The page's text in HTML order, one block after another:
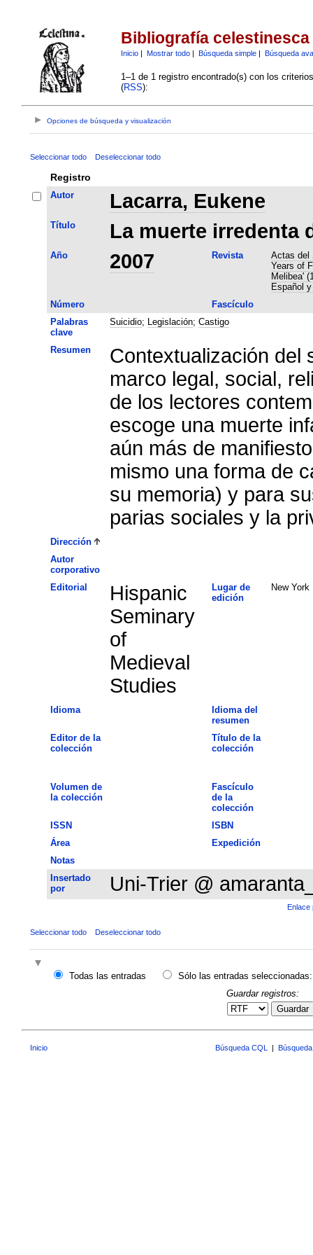
Bibliografía celestinesca
Inicio| Mostrar todo| Búsqueda simple| Búsqueda
1–1 de 1 registro encontrado(s) con los
(RSS):
Opciones de búsqueda y visualización
Seleccionar todo Deseleccionar todo
Registro
Autor Lacarra, Eukene
Título La muerte irredenta
Año 2007 Revista
Actas del
Years of
Melibea'
Español
Número
Fascículo
Palabras
clave
Suicidio; Legislación; Castigo
Resumen
Contextualización del
marco legal, social,
de los lectores
escoge una muerte
aún más de
mismo una forma de
su memoria) y para
parias sociales y la
Dirección
Autor
corporativo
Editorial
Hispanic
Seminary
of
Medieval
Studies
Lugar de
edición
New York
Idioma
Idioma del
resumen
Editor de la
colección
Título de la
colección
Volumen de
la colección
Fascículo
de la
colección
ISSN
ISBN
Área
Expedición
Notas
Insertado
por
Uni-Trier @
Enlace
Seleccionar todo Deseleccionar todo
Todas las entradas
Sólo las entradas seleccionadas:
Guardar registros:
Guardar
Inicio Búsqueda CQL